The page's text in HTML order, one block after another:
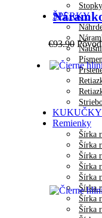
Stopky
ŠPERKY
KUKUČKY
Remienky
Šírka
Šírka
Šírka
Šírka
Šírka
Šírka
Šírka
Šírka
€93.90